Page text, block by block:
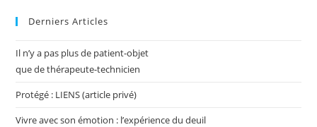
Derniers Articles
Il n’y a pas plus de patient-objet
que de thérapeute-technicien
Protégé : LIENS (article privé)
Vivre avec son émotion : l’expérience du deuil